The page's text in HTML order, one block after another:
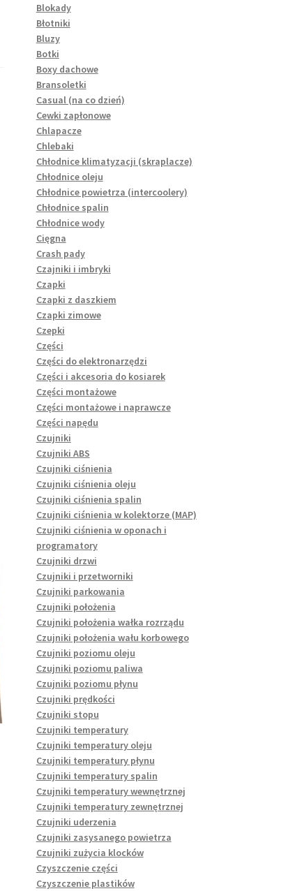
Blokady
Błotniki
Bluzy
Botki
Boxy dachowe
Bransoletki
Casual (na co dzień)
Cewki zapłonowe
Chlapacze
Chlebaki
Chłodnice klimatyzacji (skraplacze)
Chłodnice oleju
Chłodnice powietrza (intercoolery)
Chłodnice spalin
Chłodnice wody
Cięgna
Crash pady
Czajniki i imbryki
Czapki
Czapki z daszkiem
Czapki zimowe
Czepki
Części
Części do elektronarzędzi
Części i akcesoria do kosiarek
Części montażowe
Części montażowe i naprawcze
Części napędu
Czujniki
Czujniki ABS
Czujniki ciśnienia
Czujniki ciśnienia oleju
Czujniki ciśnienia spalin
Czujniki ciśnienia w kolektorze (MAP)
Czujniki ciśnienia w oponach i
programatory
Czujniki drzwi
Czujniki i przetworniki
Czujniki parkowania
Czujniki położenia
Czujniki położenia wałka rozrządu
Czujniki położenia wału korbowego
Czujniki poziomu oleju
Czujniki poziomu paliwa
Czujniki poziomu płynu
Czujniki prędkości
Czujniki stopu
Czujniki temperatury
Czujniki temperatury oleju
Czujniki temperatury płynu
Czujniki temperatury spalin
Czujniki temperatury wewnętrznej
Czujniki temperatury zewnętrznej
Czujniki uderzenia
Czujniki zasysanego powietrza
Czujniki zużycia klocków
Czyszczenie części
Czyszczenie plastików